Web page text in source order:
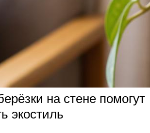
на стене помогут
экостиль